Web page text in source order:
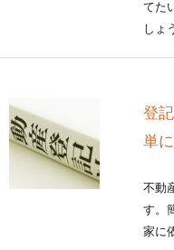
てた
しょ
登
単
不動
す。
家に